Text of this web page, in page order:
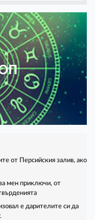
от Персийския залив, ако
мен приключи, от
е дарителите си да